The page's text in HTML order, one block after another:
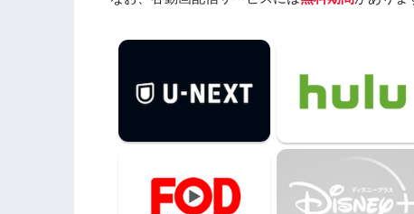
3.ドラマ『水晶の鼓動 殺人分析班』を見
3.2 『未解決の女 警視庁文書捜査官』（
ドラマ『水晶の鼓動 殺人分析班』の動
安全に見よう